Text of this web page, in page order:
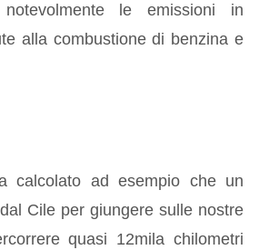
le emissioni in
alla combustione di benzina e
calcolato ad esempio che un
Cile per giungere sulle nostre
quasi 12mila chilometri